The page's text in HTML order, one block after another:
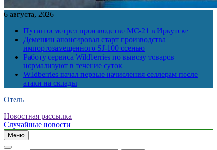
6 августа, 2026
Путин осмотрел производство МС-21 в Иркутске
Демешин анонсировал старт производства
импортозамещенного SJ-100 осенью
Работу сервиса Wildberries по вывозу товаров
нормализуют в течение суток
Wildberries начал первые начисления селлерам после
атаки на склады
Отель
Новостная рассылка
Случайные новости
Меню